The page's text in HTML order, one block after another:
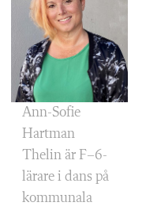
Ann-Sofie
Hartman
Thelin är F–6-
lärare i dans på
kommunala